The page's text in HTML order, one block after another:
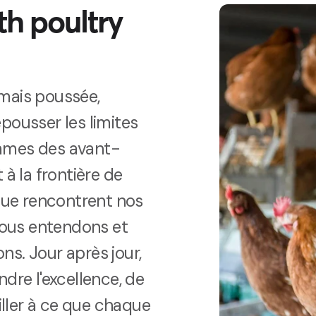
poultry
poussée,
les limites
des avant-
à la frontière de
rencontrent nos
entendons et
. Jour après jour,
l'excellence, de
à ce que chaque